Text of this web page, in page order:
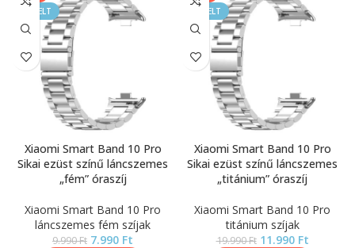
KIEMELT
Xiaomi Smart Band 10 Pro
Sikai ezüst színű láncszemes
„fém” óraszíj
Xiaomi Smart Band 10 Pro
láncszemes fém szíjak
9.990Ft 7.990 Ft
KIEMELT
Xiaomi Smart Band 10 Pro
Sikai ezüst színű láncszemes
„titánium” óraszíj
Xiaomi Smart Band 10 Pro
titánium szíjak
19.990Ft 11.990 Ft